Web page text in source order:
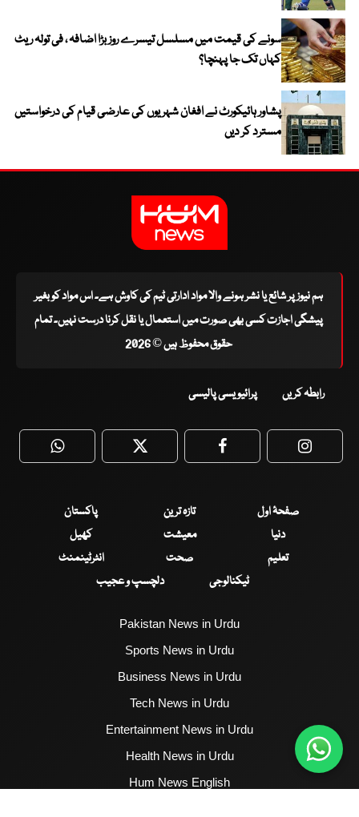
سونے کی قیمت میں مسلسل تیسرے روز بڑا اضافہ ، فی تولہ ریٹ
کہاں تک جا پہنچا؟
پشاور ہائیکورٹ نے افغان شہریوں کی عارضی قیام کی درخواستیں
مسترد کر دیں
ہم نیوز پر شائع یا نشر ہونے والا مواد ادارتی ٹیم کی کاوش ہے۔ اس مواد کو بغیر
پیشگی اجازت کسی بھی صورت میں استعمال یا نقل کرنا درست نہیں۔ تمام
حقوق محفوظ ہیں © 2026
رابطہ کریں پرائیویسی پالیسی
WhatsApp Twitter Facebook
صفحۂ اول تازہ ترین
پاکستان
دنیا
معیشت
کھیل
تعلیم
صحت
انٹرٹینمنٹ
ٹیکنالوجی
دلچسپ و عجیب
Pakistan News in Urdu
Sports News in Urdu
Business News in Urdu
Tech News in Urdu
Entertainment News in Urdu
Health News in Urdu
Hum News English